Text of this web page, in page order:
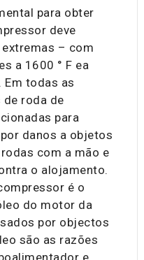
para obter
deve
– com
a 1600 ° F ea
Em todas as
de roda de
para
danos a objetos
com a mão e
o alojamento.
é o
do motor da
por objectos
são as razões
e